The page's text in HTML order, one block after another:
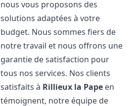
nous vous proposons des
solutions adaptées à votre
budget. Nous sommes fiers de
notre travail et nous offrons une
garantie de satisfaction pour
tous nos services. Nos clients
satisfaits à Rillieux la Pape en
témoignent, notre équipe de